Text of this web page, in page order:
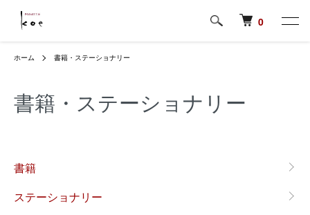
0
ホーム 書籍・ステーショナリー
書籍・ステーショナリー
書籍
ステーショナリー